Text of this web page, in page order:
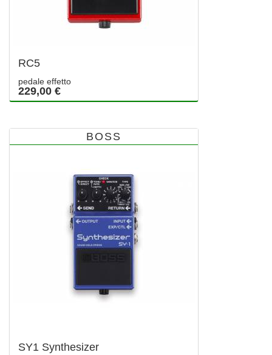
RC5
pedale effetto
229,00 €
BOSS
SY1 Synthesizer